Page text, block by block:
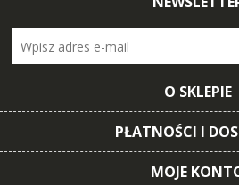
O SKLEPIE
PŁATNOŚCI I
MOJE